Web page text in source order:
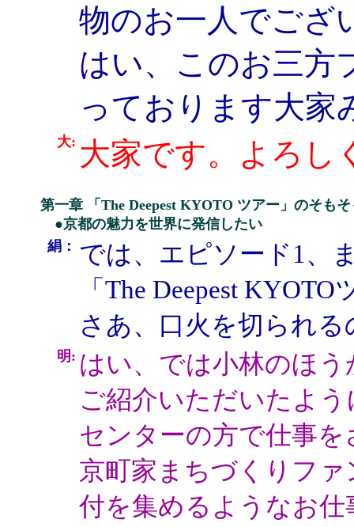
物のお一人でござ
はい、このお三方
っております大家
大: 大家です。よろし
第一章 「The Deepest KYOTO ツアー」のそもそ
●京都の魅力を世界に発信したい
絹：
では、エピソード1、
「The Deepest
さあ、口火を切られ
明: はい、では小林のほう
ご紹介いただいたよ
センターの方で仕事
京町家まちづくりフ
付を集めるようなお